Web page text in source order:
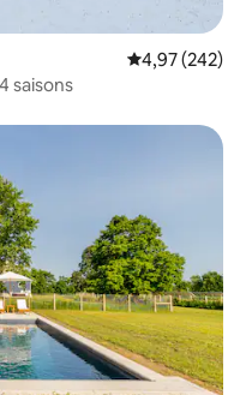
Note
4,97 (242)
saisons
plus aimés